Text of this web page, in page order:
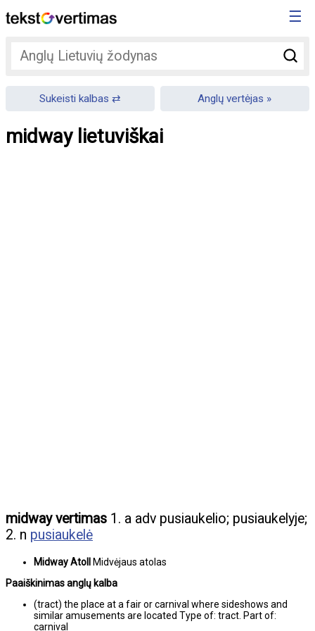
☰
Sukeisti kalbas Anglų vertėjas
midway lietuviškai
midway vertimas 1. a adv pusiaukelio; pusiaukelyje;
2. n pusiaukelė
Midway Atoll
Midvėjaus atolas
Paaiškinimas anglų kalba
(tract) the place at a fair or carnival where sideshows and
similar amusements are located Type of: tract. Part of:
carnival